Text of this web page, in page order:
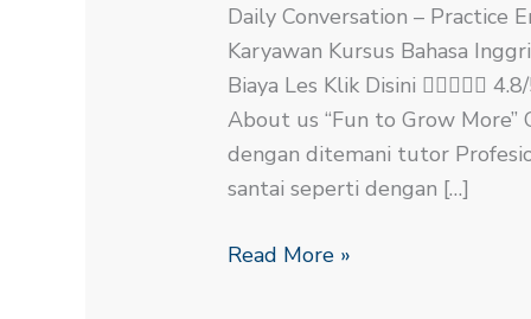
Daily Conversation – Practice
Karyawan Kursus Bahasa
Biaya Les Klik Disini 
About us “Fun to Grow
dengan ditemani tutor
santai seperti dengan […]
Termurah
Read More »